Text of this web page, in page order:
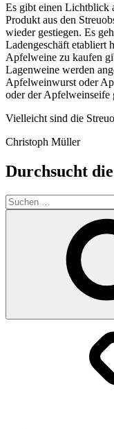
Es gibt einen Lichtblick
Produkt aus den
wieder gestiegen. Es
Ladengeschäft etabliert
Apfelweine zu kaufen
Lagenweine werden
Apfelweinwurst oder
oder der Apfelweinseife
Vielleicht sind die
Christoph Müller
Durchsucht
Suchen
nach: